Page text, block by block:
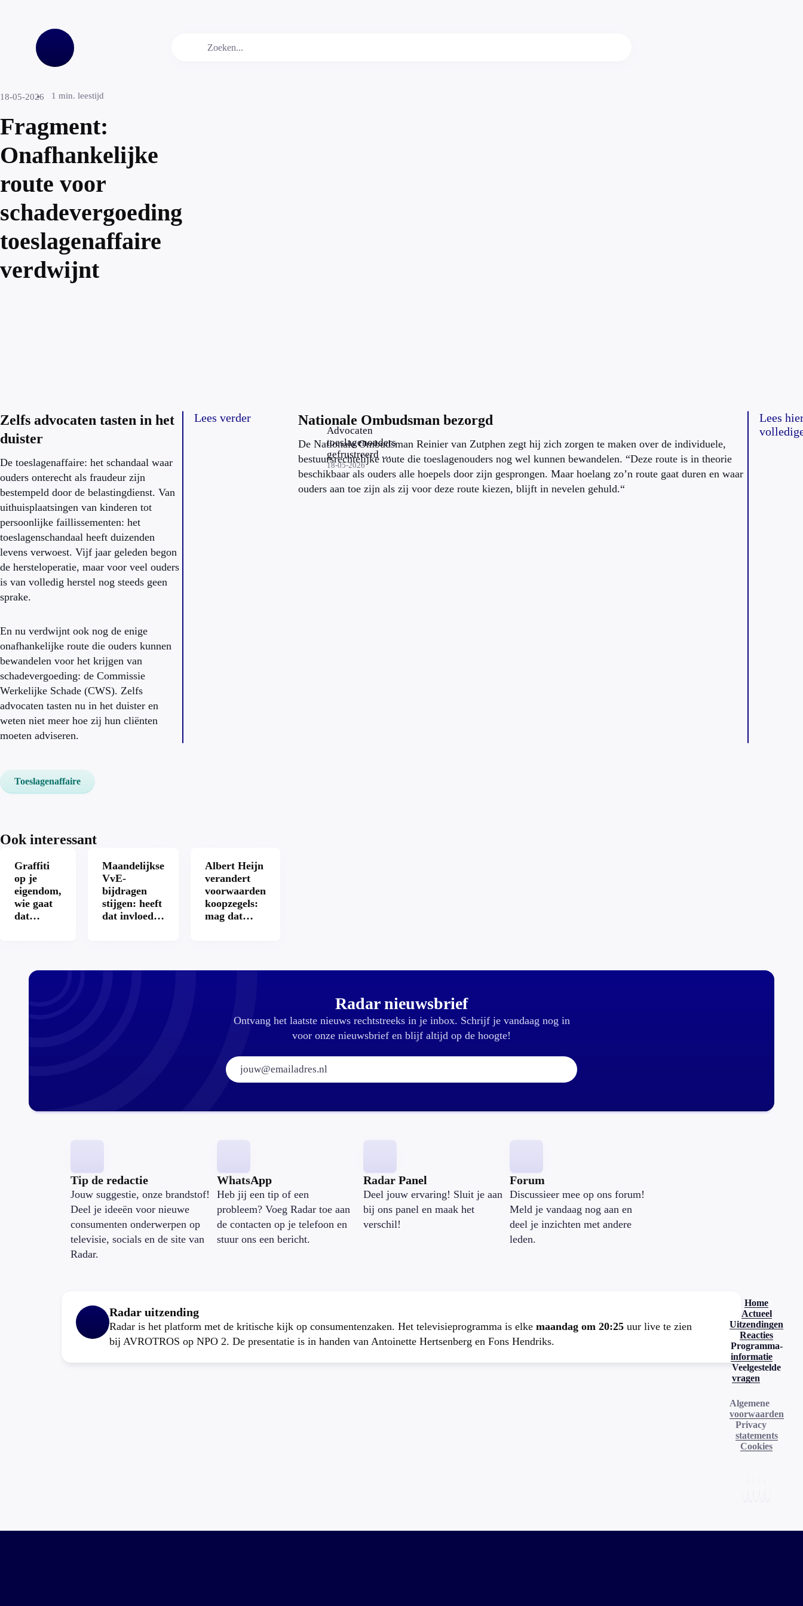
18-05-2026 1 min. leestijd
Fragment:
Onafhankelijke
route voor
schadevergoeding
toeslagenaffaire
verdwijnt
Zelfs advocaten tasten in het
duister
De toeslagenaffaire: het schandaal waar
ouders onterecht als fraudeur zijn
bestempeld door de belastingdienst. Van
uithuisplaatsingen van kinderen tot
persoonlijke faillissementen: het
toeslagenschandaal heeft duizenden
levens verwoest. Vijf jaar geleden begon
de hersteloperatie, maar voor veel ouders
is van volledig herstel nog steeds geen
sprake.
En nu verdwijnt ook nog de enige
onafhankelijke route die ouders kunnen
bewandelen voor het krijgen van
schadevergoeding: de Commissie
Werkelijke Schade (CWS). Zelfs
advocaten tasten nu in het duister en
weten niet meer hoe zij hun cliënten
moeten adviseren.
Lees verder
Advocaten
toeslagenouders
gefrustreerd na
stoppen
Commissie
Werkelijke
18-05-2026
Nationale Ombudsman bezorgd
De Nationale Ombudsman Reinier van Zutphen zegt hij zich zorgen te maken over de individuele,
bestuursrechtelijke route die toeslagenouders nog wel kunnen bewandelen. “Deze route is in theorie
beschikbaar als ouders alle hoepels door zijn gesprongen. Maar hoelang zo’n route gaat duren en waar
ouders aan toe zijn als zij voor deze route kiezen, blijft in nevelen gehuld.“
Lees
Toeslagenaffaire
Ook interessant
Graffiti
op je
eigendom,
wie gaat
dat
Maandelijkse
VvE-
bijdragen
stijgen: heeft
dat invloed
Albert Heijn
verandert
voorwaarden
koopzegels:
mag dat
Radar nieuwsbrief
Ontvang het laatste nieuws rechtstreeks in je inbox. Schrijf je vandaag nog in
voor onze nieuwsbrief en blijf altijd op de hoogte!
E-mailadres:
Tip de redactie
Jouw suggestie, onze brandstof!
Deel je ideeën voor nieuwe
consumenten onderwerpen op
televisie, socials en de site van
Radar.
WhatsApp
Heb jij een tip of een
probleem? Voeg Radar toe aan
de contacten op je telefoon en
stuur ons een bericht.
Radar Panel
Deel jouw ervaring! Sluit je aan
bij ons panel en maak het
verschil!
Forum
Discussieer mee op ons forum!
Meld je vandaag nog aan en
deel je inzichten met andere
leden.
Radar uitzending
Radar is het platform met de kritische kijk op consumentenzaken. Het televisieprogramma is elke maandag om 20:25 uur live te zien
bij AVROTROS op NPO 2. De presentatie is in handen van Antoinette Hertsenberg en Fons Hendriks.
Home
Actueel
Uitzendingen
Reacties
Programma-
informatie
Veelgestelde
vragen
Algemene
voorwaarden
Privacy
statements
Cookies